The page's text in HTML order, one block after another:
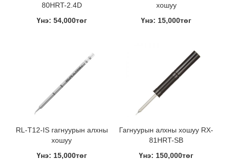
80HRT-2.4D
Үнэ: 54,000төг
хошуу
Үнэ: 15,000төг
RL-T12-IS гагнуурын алхны
хошуу
Үнэ: 15,000төг
Гагнуурын алхны хошуу RX-
81HRT-SB
Үнэ: 150,000төг